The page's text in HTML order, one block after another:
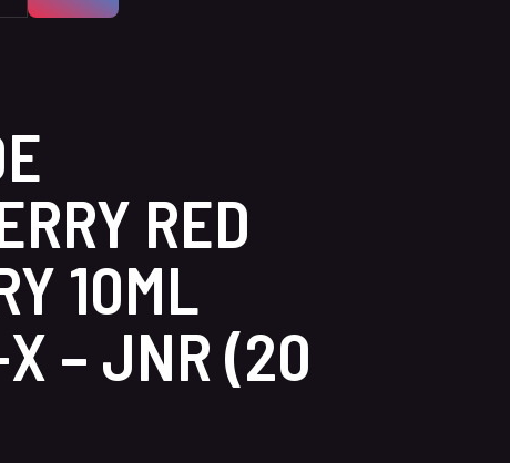
RED
10ML
– JNR (20